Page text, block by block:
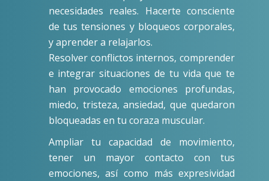
necesidades reales. Hacerte consciente
de tus tensiones y bloqueos corporales,
y aprender a relajarlos.
Resolver conflictos internos, comprender
e integrar situaciones de tu vida que te
han provocado emociones profundas,
miedo, tristeza, ansiedad, que quedaron
bloqueadas en tu coraza muscular.
Ampliar tu capacidad de movimiento,
tener un mayor contacto con tus
emociones, así como más expresividad